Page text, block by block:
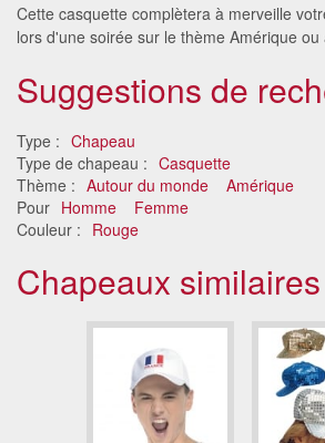
Cette casquette complètera à merveille
lors d'une soirée sur le thème Amérique
Suggestions de
Type : Chapeau
Type de chapeau : Casquette
Thème : Autour du monde
Amérique
Pour Homme
Femme
Couleur : Rouge
Chapeaux similaires